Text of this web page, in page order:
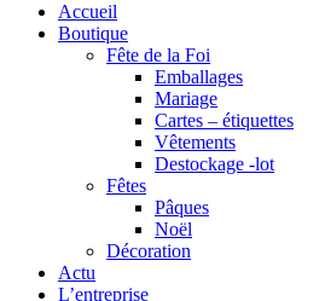
Accueil
Boutique
Fête de la Foi
Emballages
Mariage
Cartes – étiquettes
Vêtements
Destockage -lot
Fêtes
Pâques
Noël
Décoration
Actu
L’entreprise